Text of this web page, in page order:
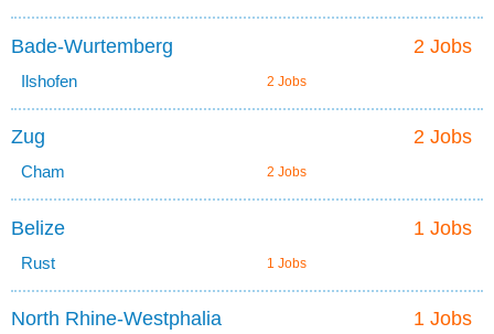
2 Jobs
Bade-Wurtemberg
Ilshofen 2 Jobs
2 Jobs
Zug
Cham 2 Jobs
1 Jobs
Belize
Rust 1 Jobs
1 Jobs
North Rhine-Westphalia